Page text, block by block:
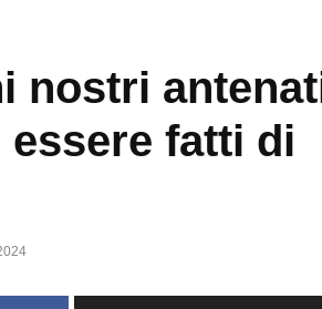
nostri
fatti di